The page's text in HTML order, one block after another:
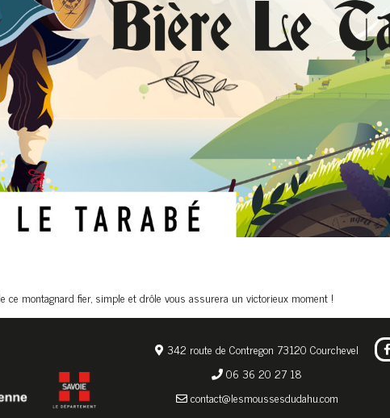
Bière Le
montagnard fier, simple et drôle vous assurera un victorieux moment !
342 route de Contregon 73120 Courchevel
06 36 20 27 18
contact@lesmoussesdudahu.com